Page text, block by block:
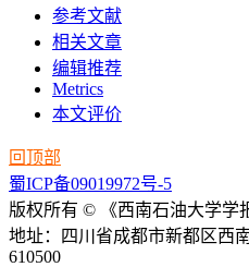
参考文献
相关文章
编辑推荐
Metrics
本文评价
回顶部
蜀ICP备09019972号-5
版权所有 © 《西南石油大学学
地址：四川省成都市新都区西
610500